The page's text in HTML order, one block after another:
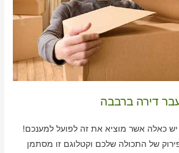
דירה ברבבה
כאלה אשר מוציא את זה לפועל למענכם!
של התכולה שלכם וקטלוגם זו מסתמן